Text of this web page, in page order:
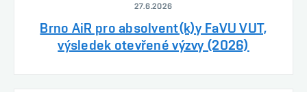
27.6.2026
Brno AiR pro absolvent(k)y FaVU VUT,
výsledek otevřené výzvy (2026)